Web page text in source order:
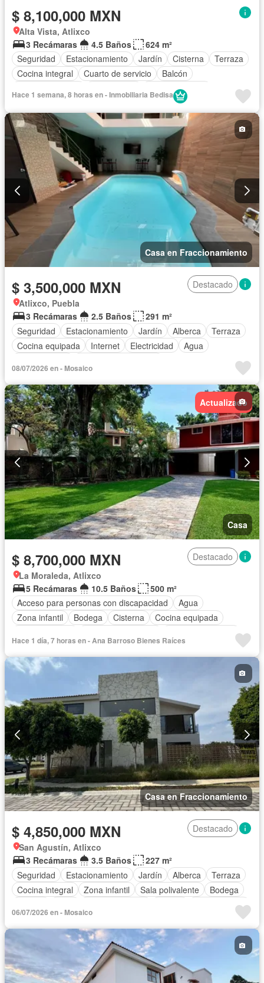
$ 8,100,000 MXN
Alta Vista, Atlixco
3 Recámaras
4.5 Baños
624 m²
Seguridad
Estacionamiento Jardín Cisterna
Terraza
Cocina integral
Cuarto de servicio
Balcón
Sala polivalente
Electricidad
Bodega
Azotea
Zonas verdes Asador
Recámara con closet
Caseta de vigilancia
Vista panorámica
Despacho
Sin amueblar
Hace 1 semana, 8 horas en - Inmobiliaria Bedisa
Casa en Fraccionamiento
$ 3,500,000 MXN
Destacado
Atlixco, Puebla
3 Recámaras
2.5 Baños
291 m²
Seguridad
Estacionamiento Jardín Alberca
Terraza
Cocina equipada
Internet Electricidad
Agua
Completamente amueblado
08/07/2026 en - Mosaico
Actualizado
Casa
$ 8,700,000 MXN
Destacado
La Moraleda, Atlixco
5 Recámaras
10.5 Baños
500 m²
Acceso para personas con discapacidad
Agua
Zona infantil
Bodega Cisterna
Cocina equipada
Electricidad
Estacionamiento Internet Jacuzzi
Jardín
Recámara con closet
Terraza
Vista panorámica Wifi
Zonas verdes
Hace 1 día, 7 horas en - Ana Barroso Bienes Raíces
Casa en Fraccionamiento
$ 4,850,000 MXN
Destacado
San Agustín, Atlixco
3 Recámaras
3.5 Baños
227 m²
Seguridad
Estacionamiento Jardín Alberca
Terraza
Cocina integral
Zona infantil Sala polivalente
Bodega
Zonas verdes
Recámara con closet
06/07/2026 en - Mosaico